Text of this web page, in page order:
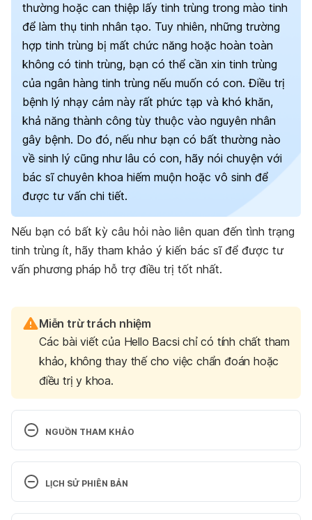
thường hoặc can thiệp lấy tinh trùng trong mào tinh
để làm thụ tinh nhân tạo. Tuy nhiên, những trường
hợp tinh trùng bị mất chức năng hoặc hoàn toàn
không có tinh trùng, bạn có thể cần xin tinh trùng
của ngân hàng tinh trùng nếu muốn có con. Điều trị
bệnh lý nhạy cảm này rất phức tạp và khó khăn,
khả năng thành công tùy thuộc vào nguyên nhân
gây bệnh. Do đó, nếu như bạn có bất thường nào
về sinh lý cũng như lâu có con, hãy nói chuyện với
bác sĩ chuyên khoa hiếm muộn hoặc vô sinh để
được tư vấn chi tiết.
Nếu bạn có bất kỳ câu hỏi nào liên quan đến tình trạng
tinh trùng ít, hãy tham khảo ý kiến bác sĩ để được tư
vấn phương pháp hỗ trợ điều trị tốt nhất.
Miễn trừ trách nhiệm
Các bài viết của Hello Bacsi chỉ có tính chất tham
khảo, không thay thế cho việc chẩn đoán hoặc
điều trị y khoa.
NGUỒN THAM KHẢO
Low sperm count.
http://www.nhs.uk/conditions/low-sperm-
LỊCH SỬ PHIÊN BẢN